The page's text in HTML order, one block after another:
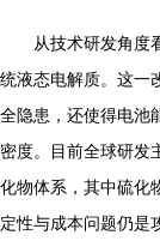
从技术研发角度
统液态电解质。这一
全隐患，还使得电池
密度。目前全球研发
化物体系，其中硫化
定性与成本问题仍是